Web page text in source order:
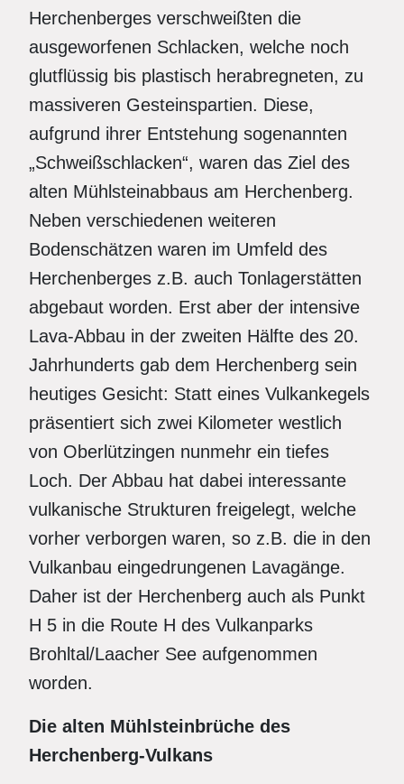
Herchenberges verschweißten die
ausgeworfenen Schlacken, welche noch
glutflüssig bis plastisch herabregneten, zu
massiveren Gesteinspartien. Diese,
aufgrund ihrer Entstehung sogenannten
„Schweißschlacken“, waren das Ziel des
alten Mühlsteinabbaus am Herchenberg.
Neben verschiedenen weiteren
Bodenschätzen waren im Umfeld des
Herchenberges z.B. auch Tonlagerstätten
abgebaut worden. Erst aber der intensive
Lava-Abbau in der zweiten Hälfte des 20.
Jahrhunderts gab dem Herchenberg sein
heutiges Gesicht: Statt eines Vulkankegels
präsentiert sich zwei Kilometer westlich
von Oberlützingen nunmehr ein tiefes
Loch. Der Abbau hat dabei interessante
vulkanische Strukturen freigelegt, welche
vorher verborgen waren, so z.B. die in den
Vulkanbau eingedrungenen Lavagänge.
Daher ist der Herchenberg auch als Punkt
H 5 in die Route H des Vulkanparks
Brohltal/Laacher See aufgenommen
worden.
Die alten Mühlsteinbrüche des
Herchenberg-Vulkans